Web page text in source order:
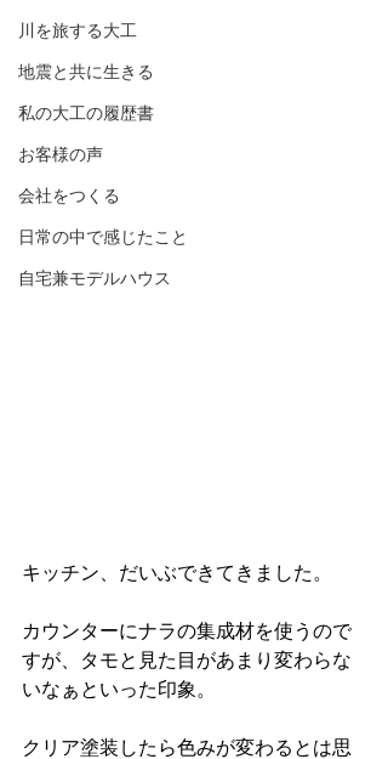
川を旅する大工
地震と共に生きる
私の大工の履歴書
お客様の声
会社をつくる
日常の中で感じたこと
自宅兼モデルハウス
キッチン、だいぶできてきました。
カウンターにナラの集成材を使うので
すが、タモと見た目があまり変わらな
いなぁといった印象。
クリア塗装したら色みが変わるとは思